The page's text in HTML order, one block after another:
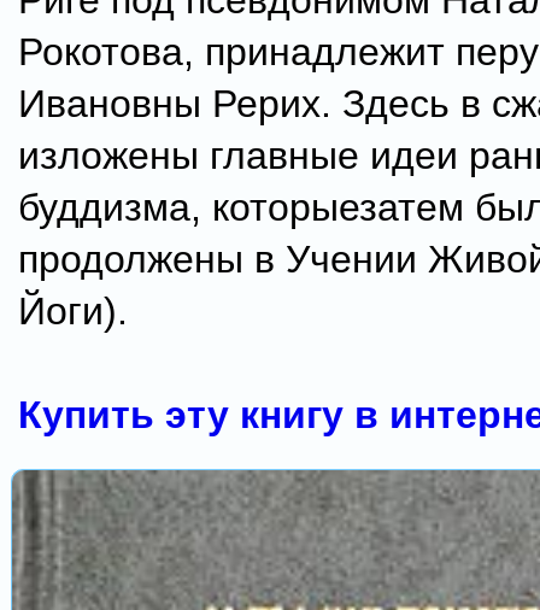
Рокотова, принадлежит
Ивановны Рерих. Здесь в
изложены главные идеи
буддизма, которыезатем
продолжены в Учении
Йоги).
Купить эту книгу в